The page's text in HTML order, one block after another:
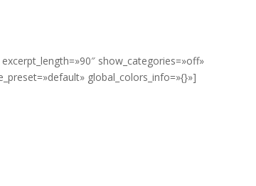
show_categories=»off»
global_colors_info=»{}»]